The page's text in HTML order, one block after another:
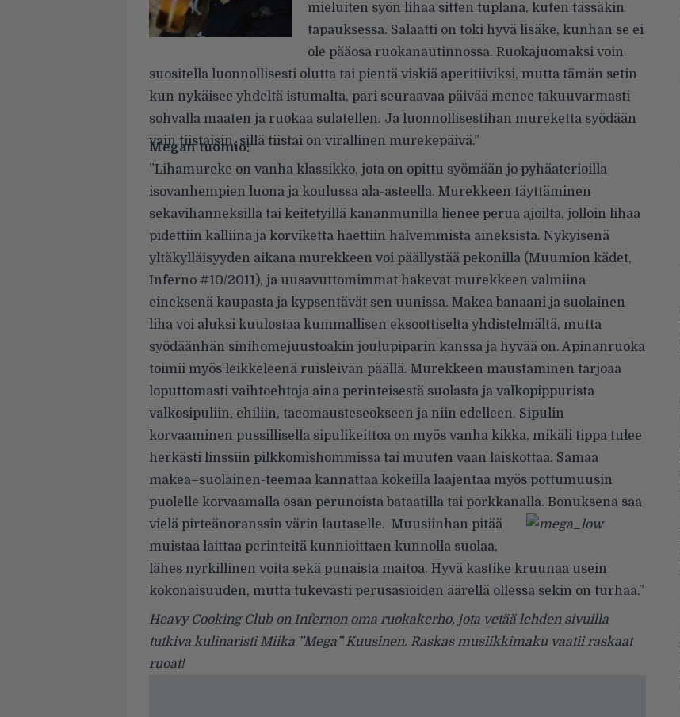
mieluiten syön lihaa sitten tuplana, kuten tässäkin
tapauksessa. Salaatti on toki hyvä lisäke, kunhan se ei
ole pääosa ruokanautinnossa. Ruokajuomaksi voin
suositella luonnollisesti olutta tai pientä viskiä aperitiiviksi, mutta tämän setin
kun nykäisee yhdeltä istumalta, pari seuraavaa päivää menee takuuvarmasti
sohvalla maaten ja ruokaa sulatellen. Ja luonnollisestihan mureketta syödään
vain tiistaisin, sillä tiistai on virallinen murekepäivä.”
Megan tuomio:
”Lihamureke on vanha klassikko, jota on opittu syömään jo pyhäaterioilla
isovanhempien luona ja koulussa ala-asteella. Murekkeen täyttäminen
sekavihanneksilla tai keitetyillä kananmunilla lienee perua ajoilta, jolloin lihaa
pidettiin kalliina ja korviketta haettiin halvemmista aineksista. Nykyisenä
yltäkylläisyyden aikana murekkeen voi päällystää pekonilla (Muumion kädet,
Inferno #10/2011), ja uusavuttomimmat hakevat murekkeen valmiina
eineksenä kaupasta ja kypsentävät sen uunissa. Makea banaani ja suolainen
liha voi aluksi kuulostaa kummallisen eksoottiselta yhdistelmältä, mutta
syödäänhän sinihomejuustoakin joulupiparin kanssa ja hyvää on. Apinanruoka
toimii myös leikkeleenä ruisleivän päällä. Murekkeen maustaminen tarjoaa
loputtomasti vaihtoehtoja aina perinteisestä suolasta ja valkopippurista
valkosipuliin, chiliin, tacomausteseokseen ja niin edelleen. Sipulin
korvaaminen pussillisella sipulikeittoa on myös vanha kikka, mikäli tippa tulee
herkästi linssiin pilkkomishommissa tai muuten vaan laiskottaa. Samaa
makea–suolainen-teemaa kannattaa kokeilla laajentaa myös pottumuusin
puolelle korvaamalla osan perunoista bataatilla tai porkkanalla. Bonuksena saa
vielä pirteänoranssin värin lautaselle. Muusiinhan pitää
muistaa laittaa perinteitä kunnioittaen kunnolla suolaa,
lähes nyrkillinen voita sekä punaista maitoa. Hyvä kastike kruunaa usein
kokonaisuuden, mutta tukevasti perusasioiden äärellä ollessa sekin on turhaa.”
Heavy Cooking Club on Infernon oma ruokakerho, jota vetää lehden sivuilla
tutkiva kulinaristi Miika ”Mega” Kuusinen. Raskas musiikkimaku vaatii raskaat
ruoat!